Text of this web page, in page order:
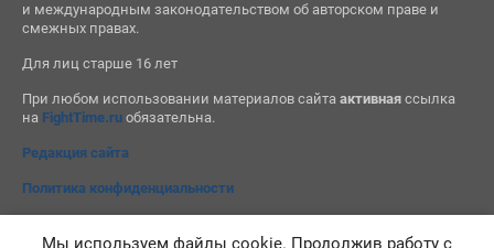
и международным законодательством об авторском праве и
смежных правах.
Для лиц старше 16 лет
При любом использовании материалов сайта активнаяссылка
на FightTime.ruобязательна.
Редакция сайта
Политика конфиденциальности
Мы используем файлы cookie. Продолжив работу с